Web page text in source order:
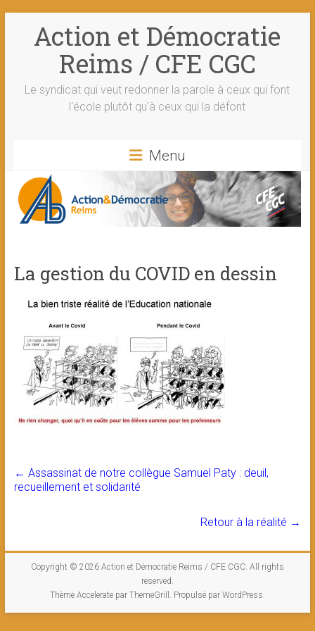
contentAction et Démocratie
Reims / CFE CGC
Le syndicat qui veut redonner la parole à ceux qui font
l'école plutôt qu'à ceux qui la défont
Menu
La gestion du COVID en dessin
← Assassinat de notre collègue Samuel Paty : deuil,
recueillement et solidarité
Retour à la réalité →
Copyright © 2026 Action et Démocratie Reims / CFE CGC. All rights
reserved.
Thème Acceleratepar ThemeGrill. Propulsé par WordPress.